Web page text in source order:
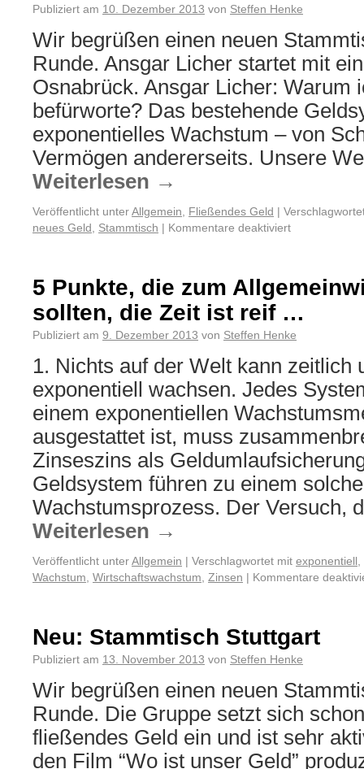
Publiziert am 10. Dezember 2013 von Steffen Henke
Wir begrüßen einen neuen
Runde. Ansgar Licher startet mit
Osnabrück. Ansgar Licher: Warum
befürworte? Das bestehende
exponentielles Wachstum – von
Vermögen andererseits. Unsere
Weiterlesen →
Veröffentlicht unterAllgemein Fließendes Geld |
neues Geld
Stammtisch | Kommentare deaktiviert
5 Punkte, die zum
sollten, die Zeit ist reif …
Publiziert am 9. Dezember 2013 von Steffen Henke
1. Nichts auf der Welt kann zeitlich
exponentiell wachsen. Jedes
einem exponentiellen
ausgestattet ist, muss
Zinseszins als
Geldsystem führen zu einem
Wachstumsprozess. Der Versuch,
Weiterlesen →
Veröffentlicht unterAllgemein | Verschlagwortet mit exponentiell
Wachstum Wirtschaftswachstum Zinsen | Kommentare
Neu: Stammtisch Stuttgart
Publiziert am 13. November 2013 von Steffen Henke
Wir begrüßen einen neuen
Runde. Die Gruppe setzt sich
fließendes Geld ein und ist sehr
den Film “Wo ist unser Geld”